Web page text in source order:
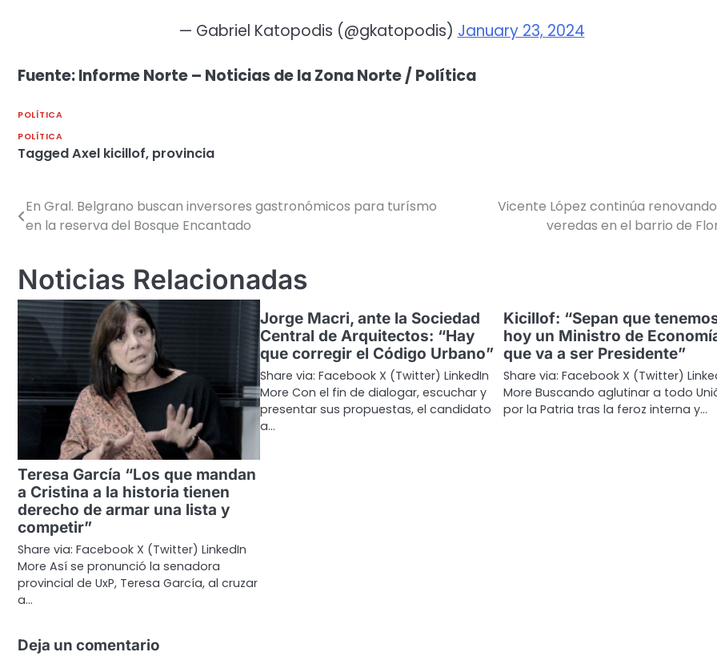
— Gabriel Katopodis (@gkatopodis) January 23, 2024
Fuente: Informe Norte – Noticias de la Zona Norte / Política
POLÍTICA
POLÍTICA
TaggedAxel kicillof, provincia
Navegación
entradas
En Gral. Belgrano buscan inversores gastronómicos para turísmo
en la reserva del Bosque Encantado
Vicente López continúa
veredas en el barrio de
Noticias Relacionadas
Teresa García “Los que mandan
a Cristina a la historia tienen
derecho de armar una lista y
competir”
Share via: Facebook X (Twitter) LinkedIn
More Así se pronunció la senadora
provincial de UxP, Teresa García, al cruzar
a…
Jorge Macri, ante la Sociedad
Central de Arquitectos: “Hay
que corregir el Código Urbano”
Share via: Facebook X (Twitter) LinkedIn
More Con el fin de dialogar, escuchar y
presentar sus propuestas, el candidato
a…
Kicillof: “Sepan que
hoy un Ministro de
que va a ser Presidente”
Share via: Facebook X (Twitter)
More Buscando aglutinar a todo
por la Patria tras la feroz interna y…
Deja un comentario